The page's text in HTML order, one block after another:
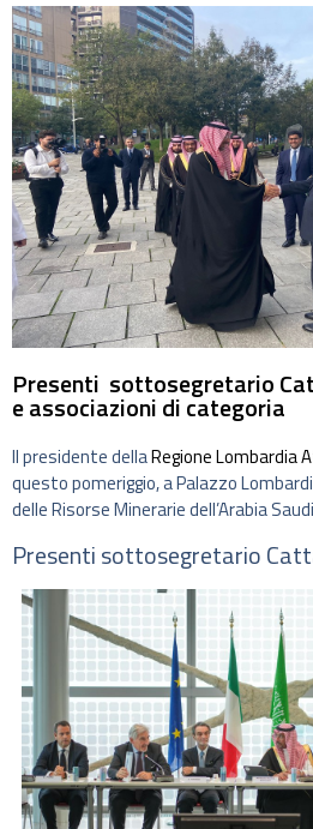
Presenti sottosegretario
e associazioni di categoria
Il presidente dellaRegione Lombardia
questo pomeriggio, a Palazzo
delle Risorse Minerarie dell’Arabia
Presenti sottosegretario